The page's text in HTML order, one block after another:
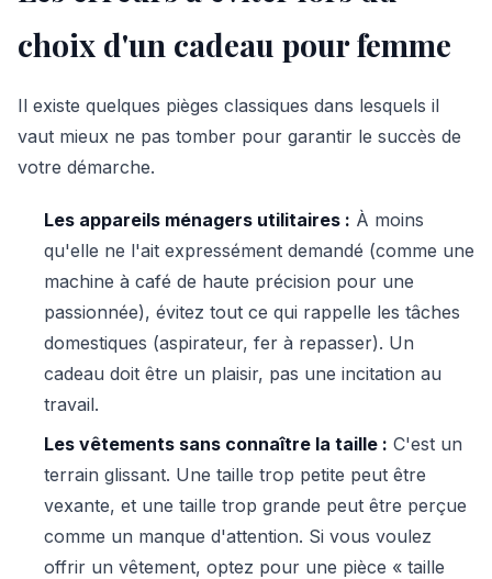
choix d'un cadeau pour femme
Il existe quelques pièges classiques dans lesquels il
vaut mieux ne pas tomber pour garantir le succès de
votre démarche.
Les appareils ménagers utilitaires : À moins
qu'elle ne l'ait expressément demandé (comme une
machine à café de haute précision pour une
passionnée), évitez tout ce qui rappelle les tâches
domestiques (aspirateur, fer à repasser). Un
cadeau doit être un plaisir, pas une incitation au
travail.
Les vêtements sans connaître la taille : C'est un
terrain glissant. Une taille trop petite peut être
vexante, et une taille trop grande peut être perçue
comme un manque d'attention. Si vous voulez
offrir un vêtement, optez pour une pièce « taille